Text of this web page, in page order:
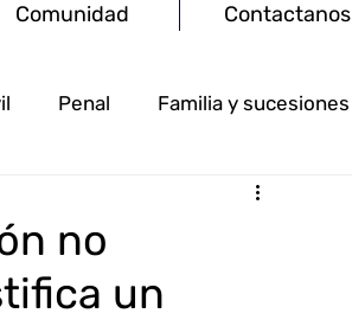
Comunidad Contactanos
Penal Familia y sucesiones
Minas
no
un